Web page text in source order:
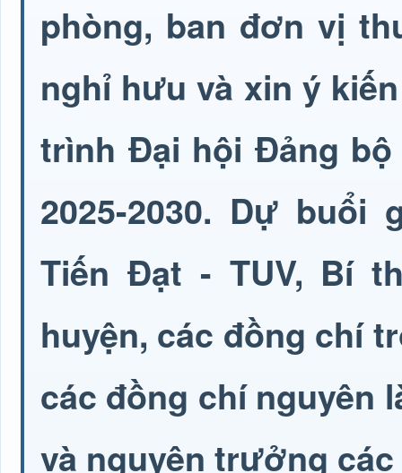
phòng, ban đơn vị
nghỉ hưu và xin ý
trình Đại hội Đảng bộ
2025-2030. Dự buổi
Tiến Đạt - TUV, Bí
huyện, các đồng chí
các đồng chí nguyên
và nguyên trưởng